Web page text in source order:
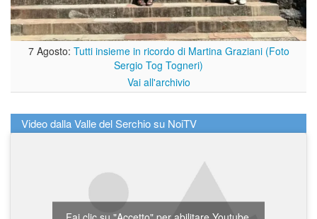
7 Agosto: Tutti insieme in ricordo di Martina Graziani (Foto
Sergio Tog Togneri)
Vai all'archivio
Video dalla Valle del Serchio su NoiTV